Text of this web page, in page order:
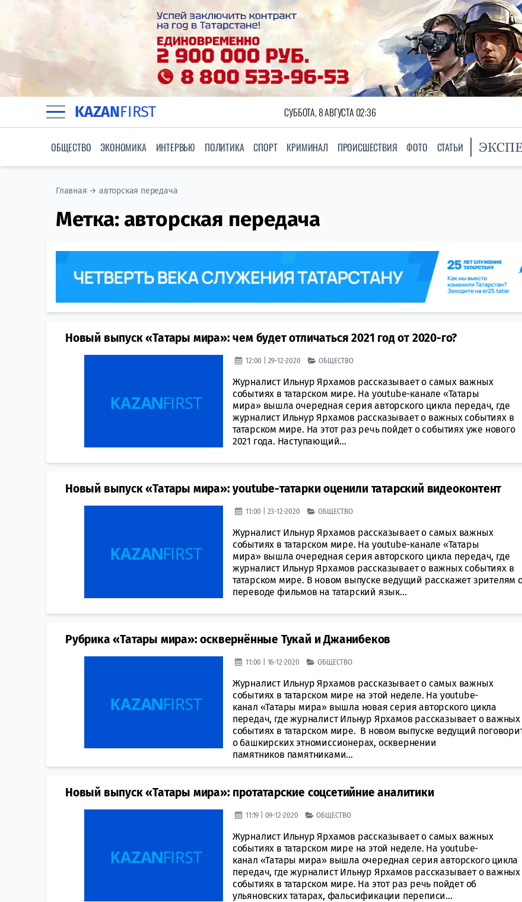
KAZANFIRST СУББОТА, 8 АВГУСТА 02:36
ОБЩЕСТВО ЭКОНОМИКА ИНТЕРВЬЮ ПОЛИТИКА СПОРТ КРИМИНАЛ ПРОИСШЕСТВИЯ ФОТО СТАТЬИ
Главная →авторская передача
Метка: авторская передача
Новый выпуск «Татары мира»: чем будет отличаться 2021 год от 2020-го?
12:00 | 29-12-2020 ОБЩЕСТВО
Журналист Ильнур Ярхамов рассказывает о самых важных
событиях в татарском мире. На youtube-канале «Татары
мира» вышла очередная серия авторского цикла передач, где
журналист Ильнур Ярхамов рассказывает о важных событиях в
татарском мире. На этот раз речь пойдет о событиях уже нового
2021 года. Наступающий...
Новый выпуск «Татары мира»: youtube-татарки оценили татарский видеоконтент
11:00 | 23-12-2020 ОБЩЕСТВО
Журналист Ильнур Ярхамов рассказывает о самых важных
событиях в татарском мире. На youtube-канале «Татары
мира» вышла очередная серия авторского цикла передач, где
журналист Ильнур Ярхамов рассказывает о важных событиях в
татарском мире. В новом выпуске ведущий расскажет зрителям
переводе фильмов на татарский язык...
Рубрика «Татары мира»: осквернённые Тукай и Джанибеков
11:00 | 16-12-2020 ОБЩЕСТВО
Журналист Ильнур Ярхамов рассказывает о самых важных
событиях в татарском мире на этой неделе. На youtube-
канал «Татары мира» вышла новая серия авторского цикла
передач, где журналист Ильнур Ярхамов рассказывает о важных
событиях в татарском мире. В новом выпуске ведущий
о башкирских этномиссионерах, осквернении
памятников памятниками...
Новый выпуск «Татары мира»: протатарские соцсетийние аналитики
11:19 | 09-12-2020 ОБЩЕСТВО
Журналист Ильнур Ярхамов рассказывает о самых важных
событиях в татарском мире на этой неделе. На youtube-
канал «Татары мира» вышла очередная серия авторского цикла
передач, где журналист Ильнур Ярхамов рассказывает о важных
событиях в татарском мире. На этот раз речь пойдет об
ульяновских татарах, фальсификации переписи...